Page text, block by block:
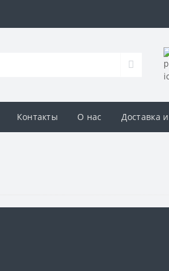
Контакты О нас Доставка